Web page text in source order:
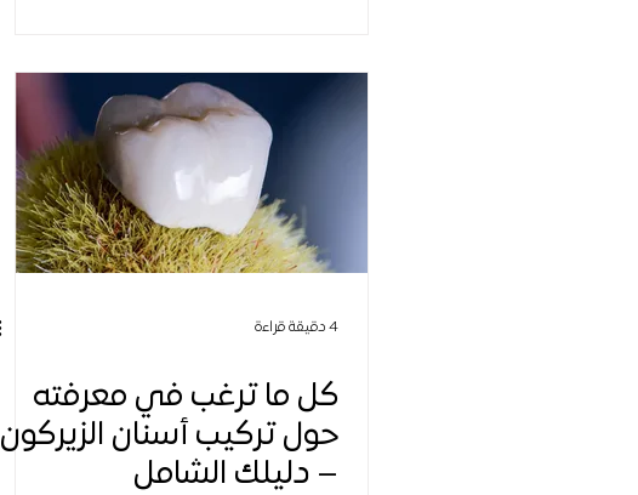
4 دقيقة قراءة
كل ما ترغب في معرفته
حول تركيب أسنان الزيركون
– دليلك الشامل